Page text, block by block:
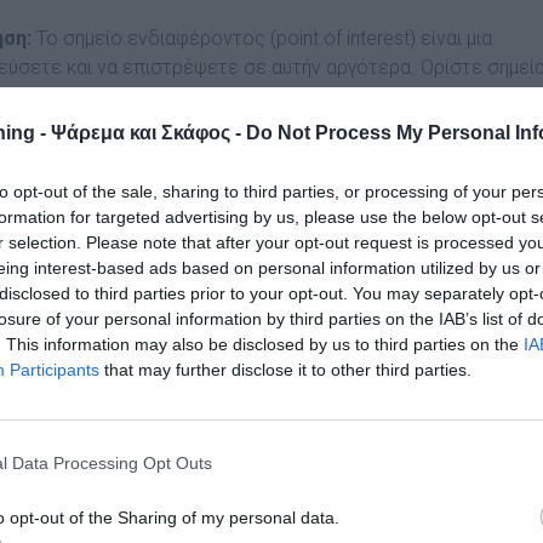
- Ψάρεμα και Σκάφος - Do Not Process My Personal
opt-out of the sale, sharing to third parties, or processing of your
for targeted advertising by us, please use the below opt-out
selection. Please note that after your opt-out request is processed
interest-based ads based on personal information utilized by us
to third parties prior to your opt-out. You may separately
of your personal information by third parties on the IAB’s list of
This information may also be disclosed by us to third parties on the
Participants that may further disclose it to other third parties.
Data Processing Opt Outs
opt-out of the Sharing of my personal data.
Το σημείο ενδιαφέροντος (point of interest) είναι μια
και να επιστρέψετε σε αυτήν αργότερα. Ορίστε
τρέχουσα τοποθεσία σας ή προσθέτοντάς τα στην
σας. Όταν πλοηγήστε προς ένα σημείο ενδιαφέροντος,
αυτή και την απόσταση. Αν χρειαστεί, μπορείτε να
ενδιαφέροντος στην πλοήγηση διαδρομής ενώ βρίσκεστε